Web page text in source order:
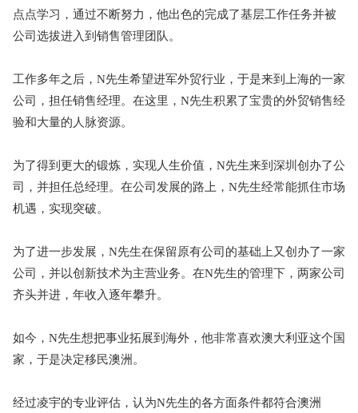
点点学习，通过不断努力，他出色的完成了基层工作任务并被
公司选拔进入到销售管理团队。
工作多年之后，N先生希望进军外贸行业，于是来到上海的一家
公司，担任销售经理。在这里，N先生积累了宝贵的外贸销售经
验和大量的人脉资源。
为了得到更大的锻炼，实现人生价值，N先生来到深圳创办了公
司，并担任总经理。在公司发展的路上，N先生经常能抓住市场
机遇，实现突破。
为了进一步发展，N先生在保留原有公司的基础上又创办了一家
公司，并以创新技术为主营业务。在N先生的管理下，两家公司
齐头并进，年收入逐年攀升。
如今，N先生想把事业拓展到海外，他非常喜欢澳大利亚这个国
家，于是决定移民澳洲。
经过凌宇的专业评估，认为N先生的各方面条件都符合澳洲